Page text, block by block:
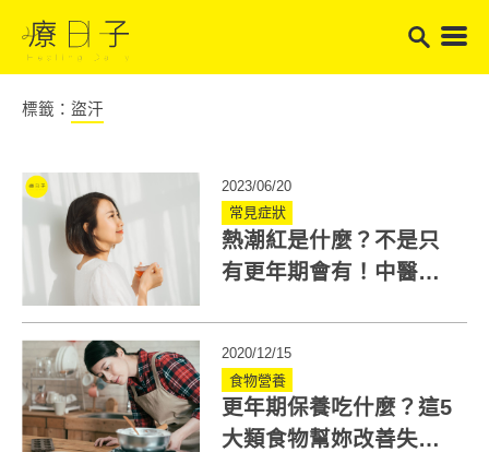
標籤： 盜汗
2023/06/20
常見症狀
熱潮紅是什麼？不是只
有更年期會有！中醫師3
2020/12/15
食物營養
更年期保養吃什麼？這5
大類食物幫妳改善失